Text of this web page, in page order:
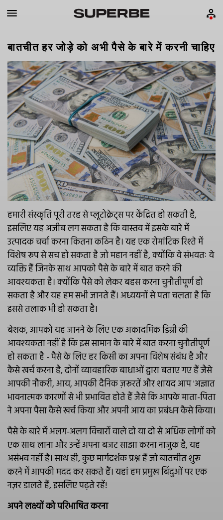
बातचीत हर जोड़े को अभी पैसे के बारे में करनी चाहिए
हमारी संस्कृति पूरी तरह से प्लूटोक्रेट्स पर केंद्रित हो सकती है,
इसलिए यह अजीब लग सकता है कि वास्तव में इसके बारे में
उत्पादक चर्चा करना कितना कठिन है। यह एक रोमांटिक रिश्ते में
विशेष रूप से सच हो सकता है जो महान नहीं है, क्योंकि वे संभवतः वे
व्यक्ति हैं जिनके साथ आपको पैसे के बारे में बात करने की
आवश्यकता है। क्योंकि पैसे को लेकर बहस करना चुनौतीपूर्ण हो
सकता है और यह हम सभी जानते हैं। अध्ययनों से पता चलता है कि
इससे तलाक भी हो सकता है।
बेशक, आपको यह जानने के लिए एक अकादमिक डिग्री की
आवश्यकता नहीं है कि इस सामान के बारे में बात करना चुनौतीपूर्ण
हो सकता है - पैसे के लिए हर किसी का अपना विशेष संबंध है और
कैसे खर्च करना है, दोनों व्यावहारिक बाधाओं द्वारा बताए गए हैं जैसे
आपकी नौकरी, आय, आपकी दैनिक ज़रूरतें और शायद आप 'अज्ञात
भावनात्मक कारणों से भी प्रभावित होते हैं जैसे कि आपके माता-पिता
ने अपना पैसा कैसे खर्च किया और अपनी आय का प्रबंधन कैसे किया।
पैसे के बारे में अलग-अलग विचारों वाले दो या दो से अधिक लोगों को
एक साथ लाना और उन्हें अपना बजट साझा करना नाजुक है, यह
असंभव नहीं है। साथ ही, कुछ मार्गदर्शक प्रश्न हैं जो बातचीत शुरू
करने में आपकी मदद कर सकते हैं। यहां हम प्रमुख बिंदुओं पर एक
नज़र डालते हैं, इसलिए पढ़ते रहें!
अपने लक्ष्यों को परिभाषित करना